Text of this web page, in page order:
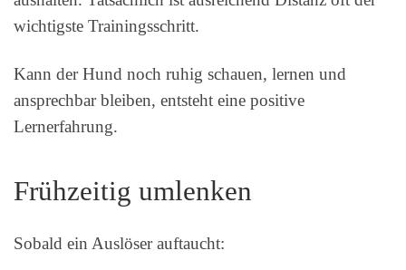
wichtigste Trainingsschritt.
Kann der Hund noch ruhig schauen, lernen und
ansprechbar bleiben, entsteht eine positive
Lernerfahrung.
Frühzeitig umlenken
Sobald ein Auslöser auftaucht: